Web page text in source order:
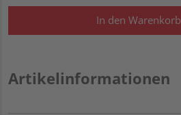
In den Warenkorb
Artikelinformationen